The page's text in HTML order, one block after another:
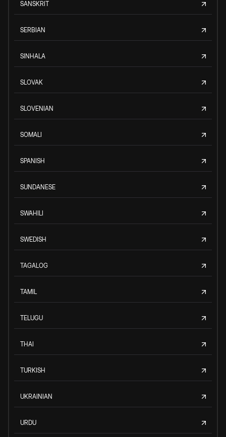
SANSKRIT
SERBIAN
SINHALA
SLOVAK
SLOVENIAN
SOMALI
SPANISH
SUNDANESE
SWAHILI
SWEDISH
TAGALOG
TAMIL
TELUGU
THAI
TURKISH
UKRAINIAN
URDU